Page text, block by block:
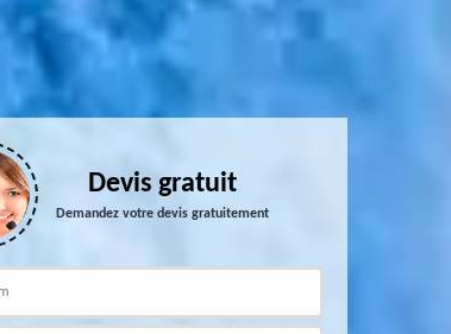
Devis gratuit
Demandez votre devis gratuitement